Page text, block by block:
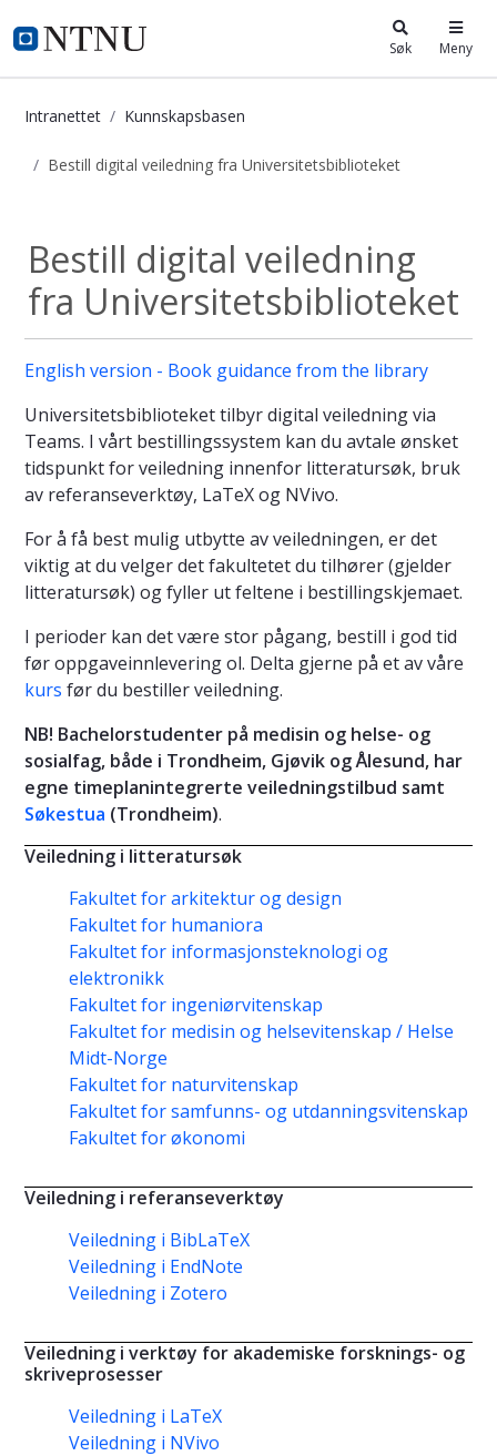
i.ntnu.no Søk Meny
Intranettet Kunnskapsbasen
Bestill digital veiledning fra Universitetsbiblioteket
Bestill digital veiledning
fra Universitetsbiblioteket
English version - Book guidance from the library
Universitetsbiblioteket tilbyr digital veiledning via
Teams. I vårt bestillingssystem kan du avtale ønsket
tidspunkt for veiledning innenfor litteratursøk, bruk
av referanseverktøy, LaTeX og NVivo.
For å få best mulig utbytte av veiledningen, er det
viktig at du velger det fakultetet du tilhører (gjelder
litteratursøk) og fyller ut feltene i bestillingskjemaet.
I perioder kan det være stor pågang, bestill i god tid
før oppgaveinnlevering ol. Delta gjerne på et av våre
kurs før du bestiller veiledning.
NB! Bachelorstudenter på medisin og helse- og
sosialfag, både i Trondheim, Gjøvik og Ålesund, har
egne timeplanintegrerte veiledningstilbud samt
Søkestua (Trondheim).
Veiledning i litteratursøk
Fakultet for arkitektur og design
Fakultet for humaniora
Fakultet for informasjonsteknologi og
elektronikk
Fakultet for ingeniørvitenskap
Fakultet for medisin og helsevitenskap / Helse
Midt-Norge
Fakultet for naturvitenskap
Fakultet for samfunns- og utdanningsvitenskap
Fakultet for økonomi
Veiledning i referanseverktøy
Veiledning i BibLaTeX
Veiledning i EndNote
Veiledning i Zotero
Veiledning i verktøy for akademiske forsknings- og
skriveprosesser
Veiledning i LaTeX
Veiledning i NVivo